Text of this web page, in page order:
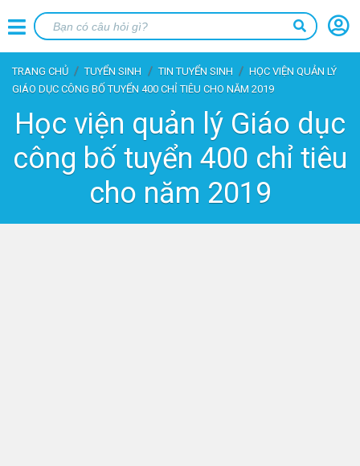
TRANG CHỦ TUYỂN SINH TIN TUYỂN SINH
HỌC VIỆN QUẢN LÝ
GIÁO DỤC CÔNG BỐ TUYỂN 400 CHỈ TIÊU CHO NĂM 2019
Học viện quản lý Giáo dục
công bố tuyển 400 chỉ tiêu
cho năm 2019